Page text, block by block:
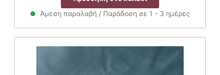
was:
3.30€.
τιμή
είναι:
2.97€.
Άμεση παραλαβή / Παράδοση σε 1 - 3 ημέρες